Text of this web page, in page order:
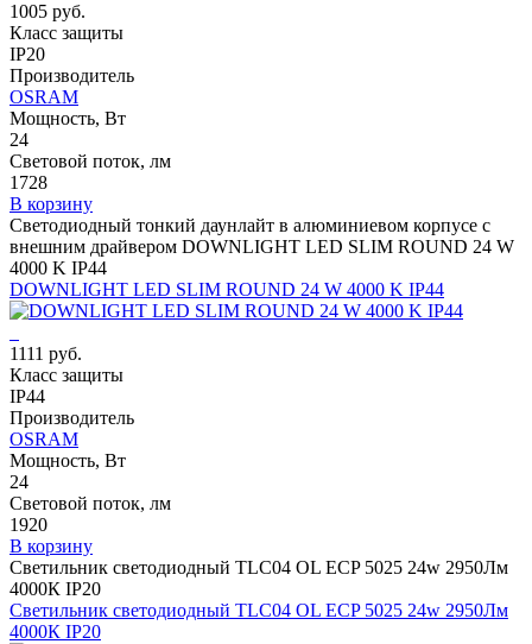
1005 руб.
Класс защиты
IP20
Производитель
OSRAM
Мощность, Вт
24
Световой поток, лм
1728
В корзину
Светодиодный тонкий даунлайт в алюминиевом корпусе с
внешним драйвером DOWNLIGHT LED SLIM ROUND 24 W
4000 K IP44
DOWNLIGHT LED SLIM ROUND 24 W 4000 K IP44
1111 руб.
Класс защиты
IP44
Производитель
OSRAM
Мощность, Вт
24
Световой поток, лм
1920
В корзину
Светильник светодиодный TLC04 OL ECP 5025 24w 2950Лм
4000К IP20
Светильник светодиодный TLC04 OL ECP 5025 24w 2950Лм
4000К IP20